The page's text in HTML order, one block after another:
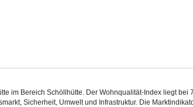
im Bereich Schöllhütte. Der Wohnqualität-Index liegt
Sicherheit, Umwelt und Infrastruktur. Die